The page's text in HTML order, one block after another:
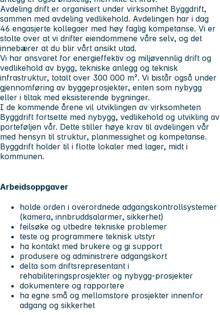
Avdeling drift er organisert under virksomhet Byggdrift,
sammen med avdeling vedlikehold. Avdelingen har i dag
46 engasjerte kollegaer med høy faglig kompetanse. Vi er
stolte over at vi drifter eiendommene våre selv, og det
innebærer at du blir vårt ansikt utad.
Vi har ansvaret for energieffektiv og miljøvennlig drift og
vedlikehold av bygg, tekniske anlegg og teknisk
infrastruktur, totalt over 300 000 m². Vi bistår også under
gjennomføring av byggeprosjekter, enten som nybygg
eller i tiltak med eksisterende bygninger.
I de kommende årene vil utviklingen av virksomheten
Byggdrift fortsette med nybygg, vedlikehold og utvikling av
porteføljen vår. Dette stiller høye krav til avdelingen vår
med hensyn til struktur, planmessighet og kompetanse.
Byggdrift holder til i flotte lokaler med lager, midt i
kommunen.
Arbeidsoppgaver
holde orden i overordnede adgangskontrollsystemer
(kamera, innbruddsalarmer, sikkerhet)
feilsøke og utbedre tekniske problemer
teste og programmere teknisk utstyr
ha kontakt med brukere og gi support
produsere og administrere adgangskort
delta som driftsrepresentant i
rehabiliteringsprosjekter og nybygg-prosjekter
dokumentere og rapportere
ha egne små og mellomstore prosjekter innenfor
adgang og sikkerhet